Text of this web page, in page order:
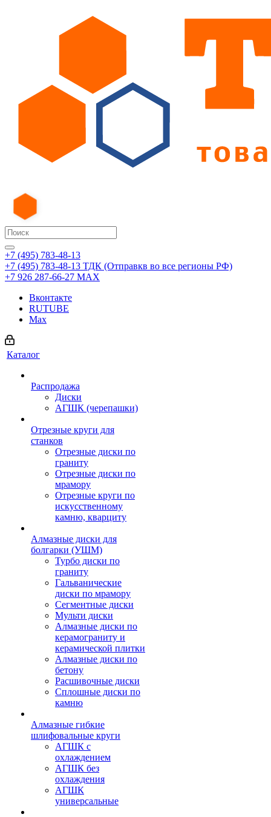
+7 (495) 783-48-13
+7 (495) 783-48-13 ТДК (Отправкв во все регионы РФ)
+7 926 287-66-27 МАХ
Вконтакте
RUTUBE
Max
Каталог
Распродажа
Диски
АГШК (черепашки)
Отрезные круги для
станков
Отрезные диски по
граниту
Отрезные диски по
мрамору
Отрезные круги по
искусственному
камню, кварциту
Алмазные диски для
болгарки (УШМ)
Турбо диски по
граниту
Гальванические
диски по мрамору
Сегментные диски
Мульти диски
Алмазные диски по
керамограниту и
керамической плитки
Алмазные диски по
бетону
Расшивочные диски
Сплошные диски по
камню
Алмазные гибкие
шлифовальные круги
АГШК с
охлаждением
АГШК без
охлаждения
АГШК
универсальные